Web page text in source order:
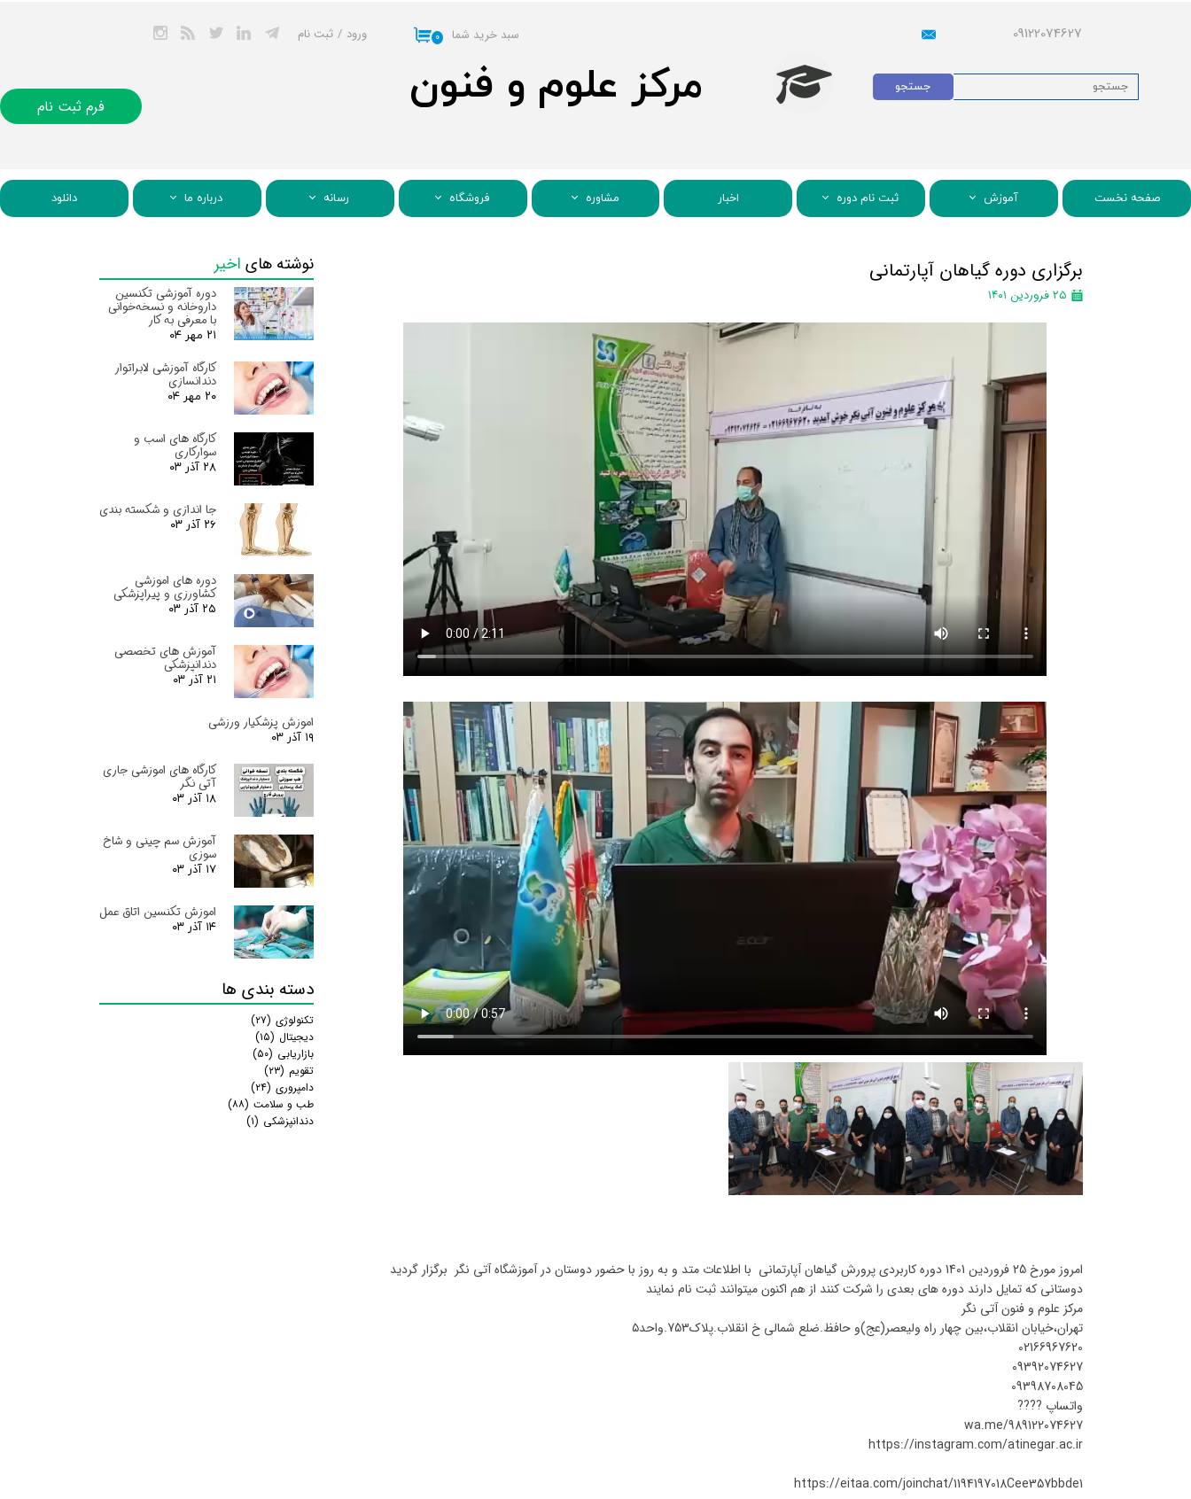
09122074627
مرکز علوم و فنون
۰ سبد خرید شما ورود / ثبت نام
کاربری
فرم ثبت نام
جستجو
صفحه نخست آموزش ثبت نام دوره اخبار مشاوره فروشگاه رسانه درباره ما دانلود
برگزاری دوره گیاهان آپارتمانی
۲۵ فروردین ۱۴۰۱
امروز مورخ 25 فروردین 1401 دوره کاربردی پرورش گیاهان آپارتمانی با اطلاعات متد و به روز با حضور دوستان در آموزشگاه آتی نگر برگزار گردید
دوستانی که تمایل دارند دوره های بعدی را شرکت کنند از هم اکنون میتوانند ثبت نام نمایند
مرکز علوم و فنون آتی نگر
تهران،خیابان انقلاب،بین چهار راه ولیعصر(عج)و حافظ.ضلع شمالی خ انقلاب.پلاک753.واحد۵
02166967620
09392074627
09398708045
واتساپ ????
wa.me/989122074627
https://instagram.com/atinegar.ac.ir
https://eitaa.com/joinchat/1194197018Cee357bbde1
نوشته های اخیر
دوره آموزشی تکنسین
داروخانه و نسخه‌خوانی
با معرفی به کار
۲۱ مهر ۰۴
کارگاه آموزشی لابراتوار
دندانسازی
۲۰ مهر ۰۴
کارگاه های اسب و
سوارکاری
۲۸ آذر ۰۳
جا اندازی و شکسته بندی
۲۶ آذر ۰۳
دوره های اموزشی
کشاورزی و پیراپزشکی
۲۵ آذر ۰۳
آموزش های تخصصی
دندانپزشکی
۲۱ آذر ۰۳
اموزش پزشکیار ورزشی
۱۹ آذر ۰۳
کارگاه های اموزشی جاری
آتی نگر
۱۸ آذر ۰۳
آموزش سم چینی و شاخ
سوزی
۱۷ آذر ۰۳
اموزش تکنسین اتاق عمل
۱۴ آذر ۰۳
دسته بندی ها
تکنولوژی (۲۷)
دیجیتال (۱۵)
بازاریابی (۵۰)
تقویم (۲۳)
دامپروری (۲۴)
طب و سلامت (۸۸)
دندانپزشکی (۱)